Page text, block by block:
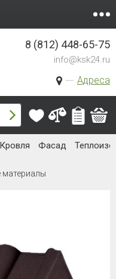
Адреса
8 (812) 448-65-75
info@ksk24.ru
Кровля Фасад
материалы